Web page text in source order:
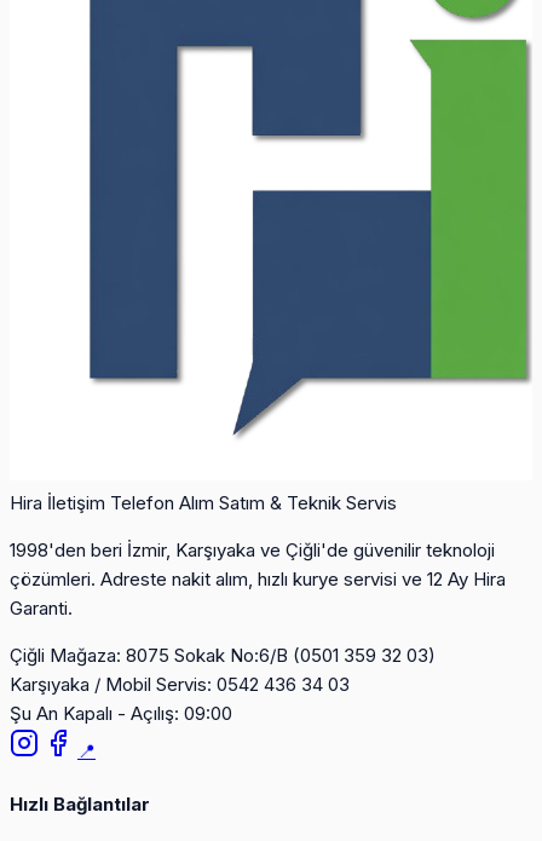
Hira İletişim Telefon Alım Satım & Teknik Servis
1998'den beri İzmir, Karşıyaka ve Çiğli'de güvenilir teknoloji
çözümleri. Adreste nakit alım, hızlı kurye servisi ve 12 Ay Hira
Garanti.
Çiğli Mağaza: 8075 Sokak No:6/B (0501 359 32 03)
Karşıyaka / Mobil Servis: 0542 436 34 03
Şu An Kapalı - Açılış: 09:00
📍
Hızlı Bağlantılar